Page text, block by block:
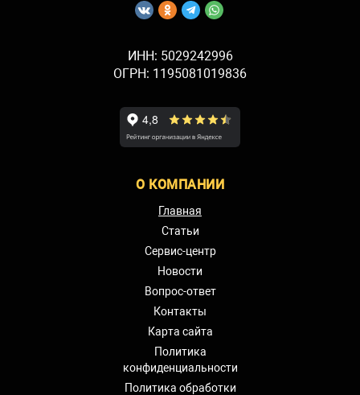
ИНН: 5029242996
ОГРН: 1195081019836
О КОМПАНИИ
Главная
Статьи
Сервис-центр
Новости
Вопрос-ответ
Контакты
Карта сайта
Политика
конфиденциальности
Политика обработки